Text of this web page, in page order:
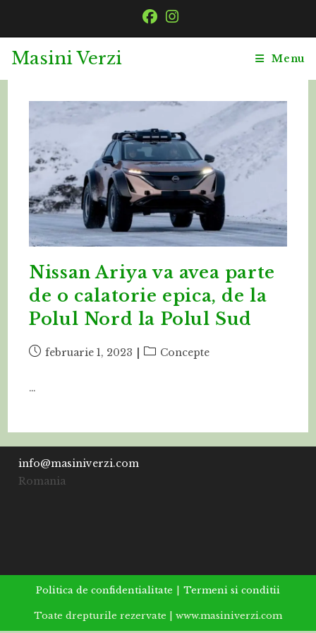
Masini Verzi Menu
Nissan Ariya va avea parte
de o calatorie epica, de la
Polul Nord la Polul Sud
Postfebruarie 1, 2023
PostConcepte
…
info@masiniverzi.com
Romania
Politica de confidentialitate Termeni si conditii
Toate drepturile rezervate | www.masiniverzi.com